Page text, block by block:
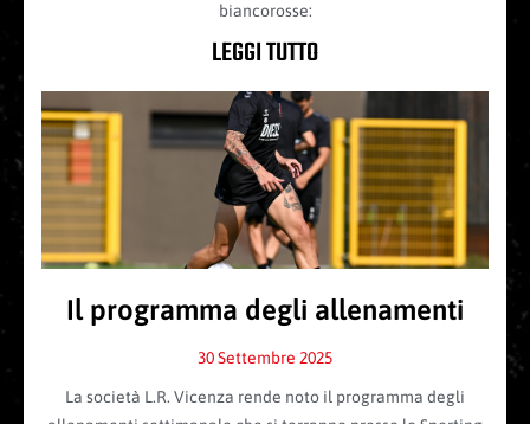
biancorosse:
LEGGI TUTTO
Il programma degli allenamenti
30 Settembre 2025
La società L.R. Vicenza rende noto il programma degli